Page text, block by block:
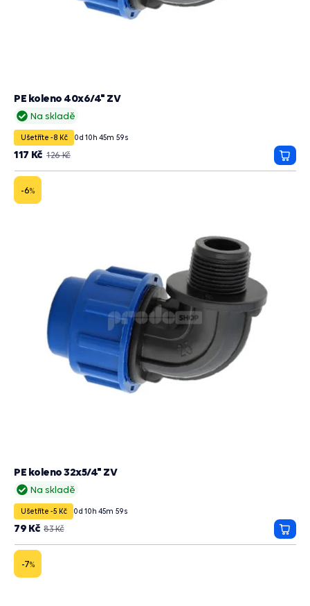
Na skladě
PE koleno 40x6/4" ZV
Ušetříte -8 Kč 0d 10h 45m 58s
126 Kč
117 Kč
do
-6%
Na skladě
PE koleno 32x5/4" ZV
Ušetříte -5 Kč 0d 10h 45m 58s
83 Kč
79 Kč
do
-7%